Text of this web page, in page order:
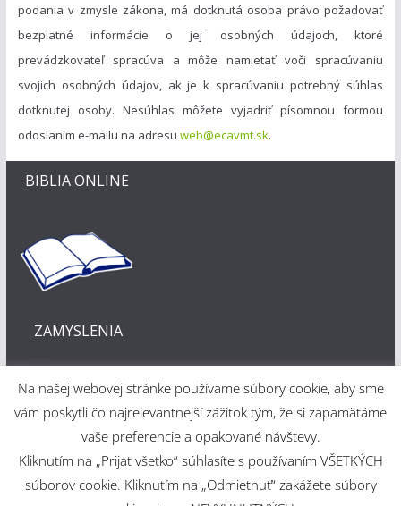
podania v zmysle zákona, má dotknutá osoba právo požadovať
bezplatné informácie o jej osobných údajoch, ktoré
prevádzkovateľ spracúva a môže namietať voči spracúvaniu
svojich osobných údajov, ak je k spracúvaniu potrebný súhlas
dotknutej osoby. Nesúhlas môžete vyjadriť písomnou formou
odoslaním e-mailu na adresu web@ecavmt.sk.
BIBLIA ONLINE
ZAMYSLENIA
Webové riešenie
Na našej webovej stránke používame súbory cookie, aby sme
vám poskytli čo najrelevantnejší zážitok tým, že si zapamätáme
vaše preferencie a opakované návštevy.
Kliknutím na „Prijať všetko“ súhlasíte s používaním VŠETKÝCH
súborov cookie. Kliknutím na „Odmietnuť“ zakážete súbory